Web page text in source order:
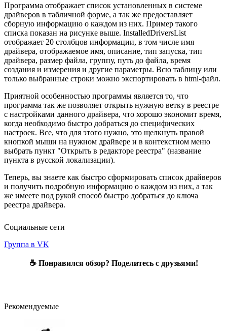
Программа отображает список установленных в системе
драйверов в табличной форме, а так же предоставляет
сборную информацию о каждом из них. Пример такого
списка показан на рисунке выше. InstalledDriversList
отображает 20 столбцов информации, в том числе имя
драйвера, отображаемое имя, описание, тип запуска, тип
драйвера, размер файла, группу, путь до файла, время
создания и измерения и другие параметры. Всю таблицу или
только выбранные строки можно экспортировать в html-файл.
Приятной особенностью программы является то, что
программа так же позволяет открыть нужную ветку в реестре
с настройками данного драйвера, что хорошо экономит время,
когда необходимо быстро добраться до специфических
настроек. Все, что для этого нужно, это щелкнуть правой
кнопкой мыши на нужном драйвере и в контекстном меню
выбрать пункт "Открыть в редакторе реестра" (название
пункта в русской локализации).
Теперь, вы знаете как быстро сформировать список драйверов
и получить подробную информацию о каждом из них, а так
же имеете под рукой способ быстро добраться до ключа
реестра драйвера.
Социальные сети
Группа в VK
☕ Понравился обзор? Поделитесь с друзьями!
Рекомендуемые